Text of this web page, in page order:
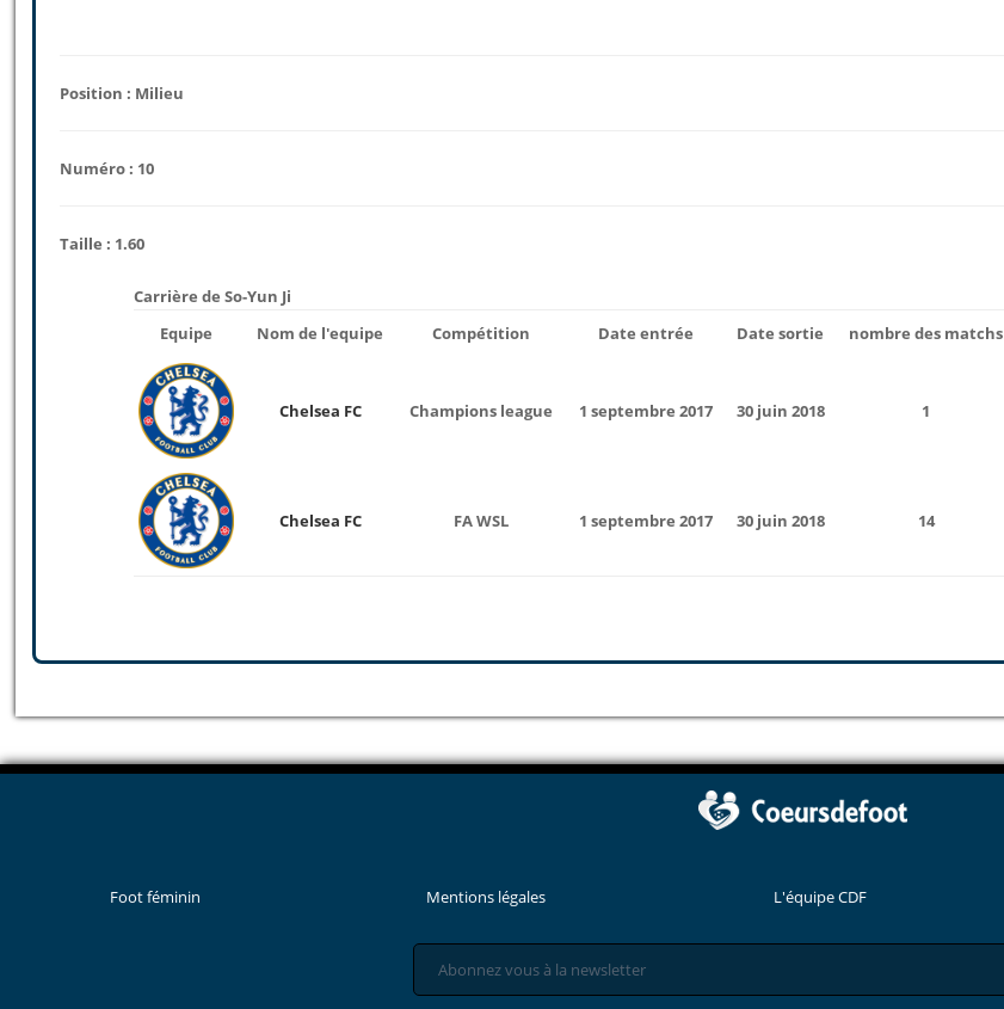
Position : Milieu
Numéro : 10
Taille : 1.60
Carrière de So-Yun Ji
Equipe
Nom de l'equipe Compétition Date entrée Date sortie nombre des matchs
Chelsea FC Champions league 1 septembre 2017 30 juin 2018 1
Chelsea FC FA WSL 1 septembre 2017 30 juin 2018 14
Foot féminin Mentions légales L'équipe CDF